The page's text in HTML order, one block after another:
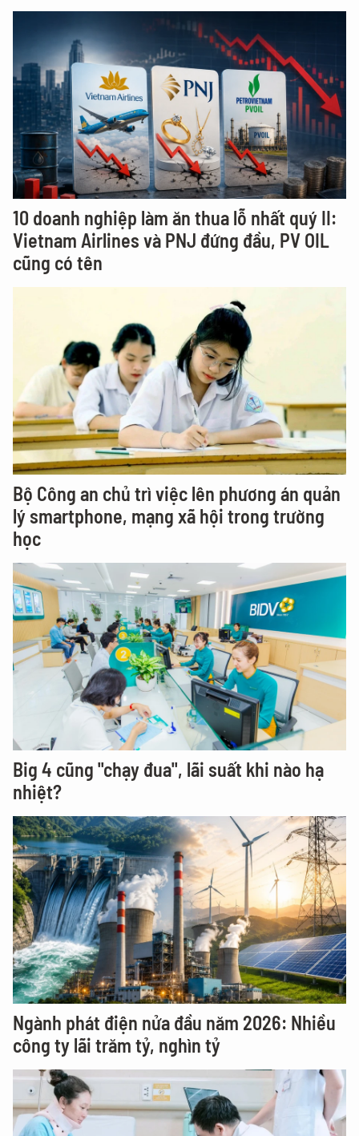
10 doanh nghiệp làm ăn thua lỗ nhất quý II:
Vietnam Airlines và PNJ đứng đầu, PV OIL
cũng có tên
Bộ Công an chủ trì việc lên phương án quản
lý smartphone, mạng xã hội trong trường
học
Big 4 cũng "chạy đua", lãi suất khi nào hạ
nhiệt?
Ngành phát điện nửa đầu năm 2026: Nhiều
công ty lãi trăm tỷ, nghìn tỷ